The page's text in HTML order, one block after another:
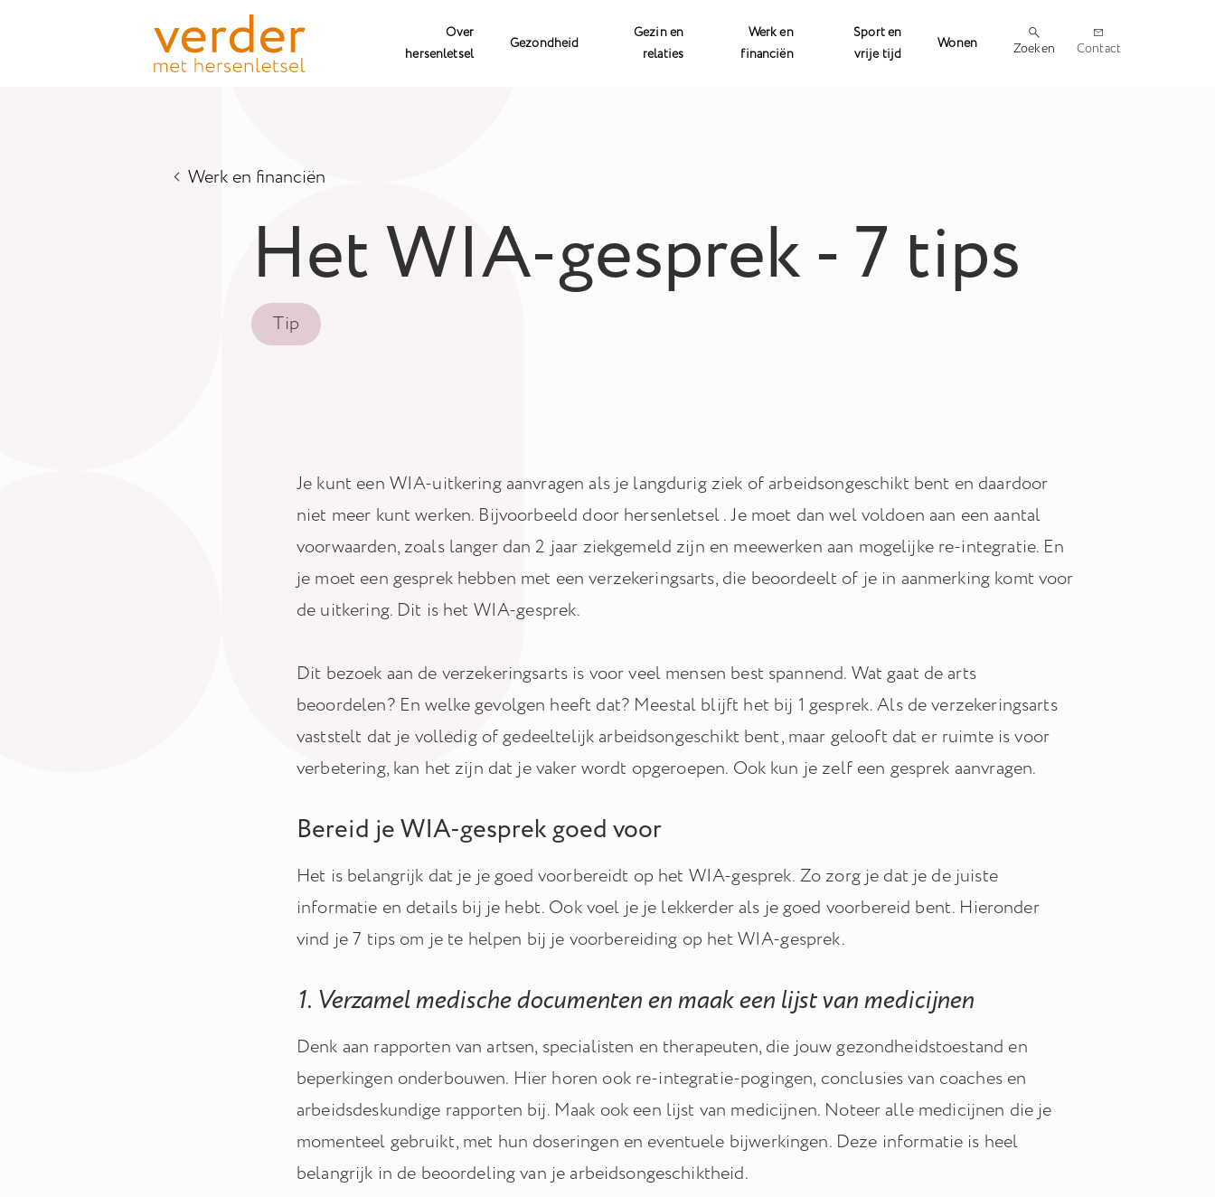
Over
hersenletsel
Gezondheid
Gezin en
relaties
Werk en
financiën
Sport en
vrije tijd
Wonen Zoeken Contact
Werk en financiën
Het WIA-gesprek - 7 tips
Tip
Je kunt een WIA-uitkering aanvragen als je langdurig ziek of arbeidsongeschikt bent en daardoor
niet meer kunt werken. Bijvoorbeeld door hersenletsel . Je moet dan wel voldoen aan een aantal
voorwaarden, zoals langer dan 2 jaar ziekgemeld zijn en meewerken aan mogelijke re-integratie. En
je moet een gesprek hebben met een verzekeringsarts, die beoordeelt of je in aanmerking komt voor
de uitkering. Dit is het WIA-gesprek.
Dit bezoek aan de verzekeringsarts is voor veel mensen best spannend. Wat gaat de arts
beoordelen? En welke gevolgen heeft dat? Meestal blijft het bij 1 gesprek. Als de verzekeringsarts
vaststelt dat je volledig of gedeeltelijk arbeidsongeschikt bent, maar gelooft dat er ruimte is voor
verbetering, kan het zijn dat je vaker wordt opgeroepen. Ook kun je zelf een gesprek aanvragen.
Bereid je WIA-gesprek goed voor
Het is belangrijk dat je je goed voorbereidt op het WIA-gesprek. Zo zorg je dat je de juiste
informatie en details bij je hebt. Ook voel je je lekkerder als je goed voorbereid bent. Hieronder
vind je 7 tips om je te helpen bij je voorbereiding op het WIA-gesprek.
1. Verzamel medische documenten en maak een lijst van medicijnen
Denk aan rapporten van artsen, specialisten en therapeuten, die jouw gezondheidstoestand en
beperkingen onderbouwen. Hier horen ook re-integratie-pogingen, conclusies van coaches en
arbeidsdeskundige rapporten bij. Maak ook een lijst van medicijnen. Noteer alle medicijnen die je
momenteel gebruikt, met hun doseringen en eventuele bijwerkingen. Deze informatie is heel
belangrijk in de beoordeling van je arbeidsongeschiktheid.